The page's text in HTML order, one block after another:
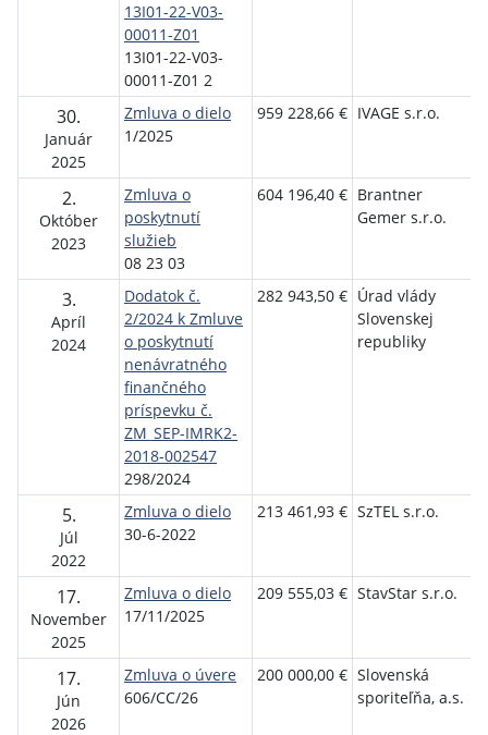
13I01-22-V03-
00011-Z01
13I01-22-V03-
00011-Z01 2
30.
Január
2025
Zmluva o dielo
1/2025
959 228,66 € IVAGE s.r.o.
2.
Október
2023
Zmluva o
poskytnutí
služieb
08 23 03
604 196,40 € Brantner
Gemer s.r.o.
3.
Apríl
2024
Dodatok č.
2/2024 k Zmluve
o poskytnutí
nenávratného
finančného
príspevku č.
ZM_SEP-IMRK2-
2018-002547
298/2024
282 943,50 € Úrad vlády
Slovenskej
republiky
5.
Júl
2022
Zmluva o dielo
30-6-2022
213 461,93 € SzTEL s.r.o.
17.
November
2025
Zmluva o dielo
17/11/2025
209 555,03 € StavStar s.r.o.
17.
Jún
2026
Zmluva o úvere
606/CC/26
200 000,00 € Slovenská
sporiteľňa, a.s.